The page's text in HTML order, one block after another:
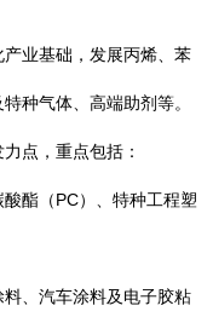
产业基础，发展丙烯、苯
种气体、高端助剂等。
点，重点包括：
酯（PC）、特种工程塑
料、汽车涂料及电子胶粘